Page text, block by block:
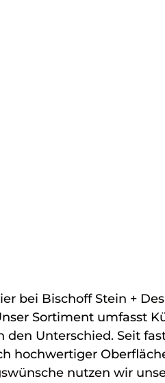
bei Bischoff Stein +
Sortiment umfasst
Unterschied. Seit
hochwertiger
nutzen wir